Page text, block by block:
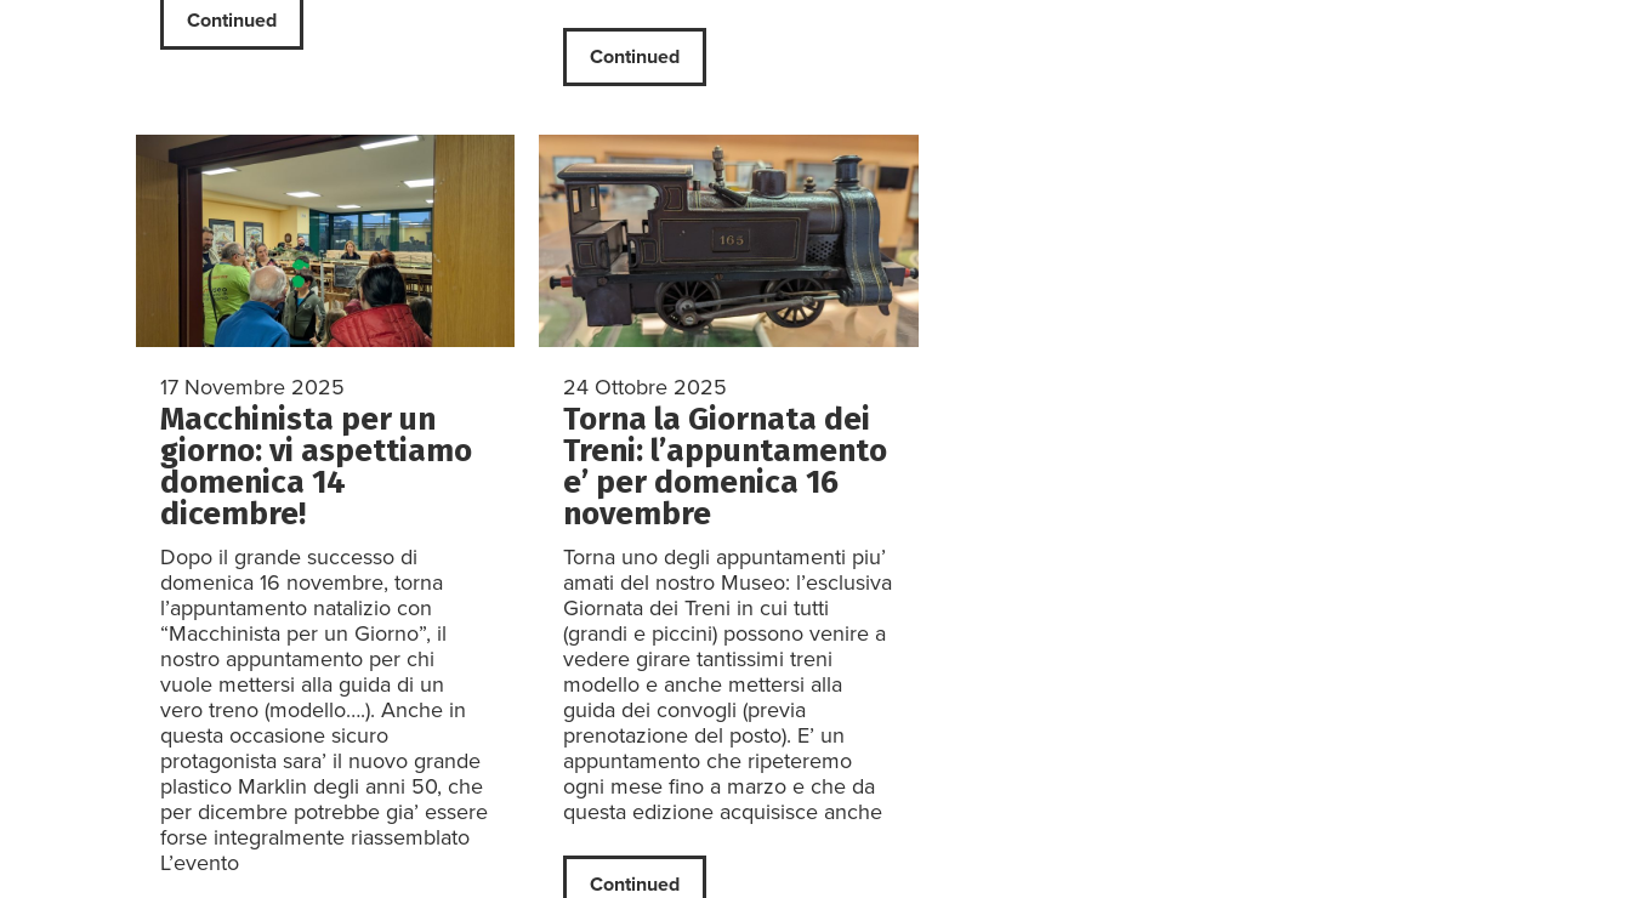
Continued
Continued
17 Novembre 2025
Macchinista per un
giorno: vi aspettiamo
domenica 14
dicembre!
Dopo il grande successo di
domenica 16 novembre, torna
l’appuntamento natalizio con
“Macchinista per un Giorno”, il
nostro appuntamento per chi
vuole mettersi alla guida di un
vero treno (modello….). Anche in
questa occasione sicuro
protagonista sara’ il nuovo grande
plastico Marklin degli anni 50, che
per dicembre potrebbe gia’ essere
forse integralmente riassemblato
L’evento
24 Ottobre 2025
Torna la Giornata dei
Treni: l’appuntamento
e’ per domenica 16
novembre
Torna uno degli appuntamenti piu’
amati del nostro Museo: l’esclusiva
Giornata dei Treni in cui tutti
(grandi e piccini) possono venire a
vedere girare tantissimi treni
modello e anche mettersi alla
guida dei convogli (previa
prenotazione del posto). E’ un
appuntamento che ripeteremo
ogni mese fino a marzo e che da
questa edizione acquisisce anche
Continued